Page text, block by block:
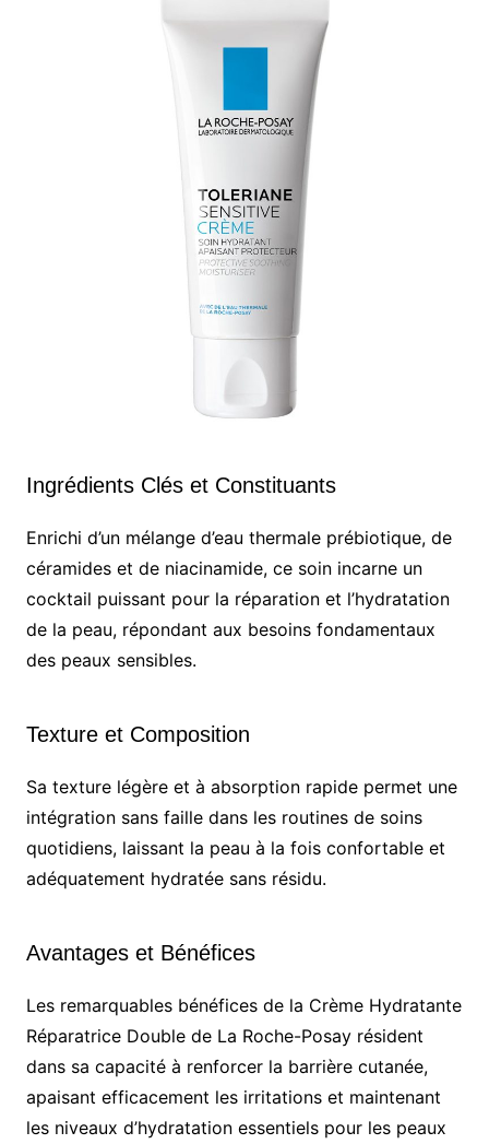
Ingrédients Clés et Constituants
Enrichi d’un mélange d’eau thermale prébiotique, de
céramides et de niacinamide, ce soin incarne un
cocktail puissant pour la réparation et l’hydratation
de la peau, répondant aux besoins fondamentaux
des peaux sensibles.
Texture et Composition
Sa texture légère et à absorption rapide permet une
intégration sans faille dans les routines de soins
quotidiens, laissant la peau à la fois confortable et
adéquatement hydratée sans résidu.
Avantages et Bénéfices
Les remarquables bénéfices de la Crème Hydratante
Réparatrice Double de La Roche-Posay résident
dans sa capacité à renforcer la barrière cutanée,
apaisant efficacement les irritations et maintenant
les niveaux d’hydratation essentiels pour les peaux